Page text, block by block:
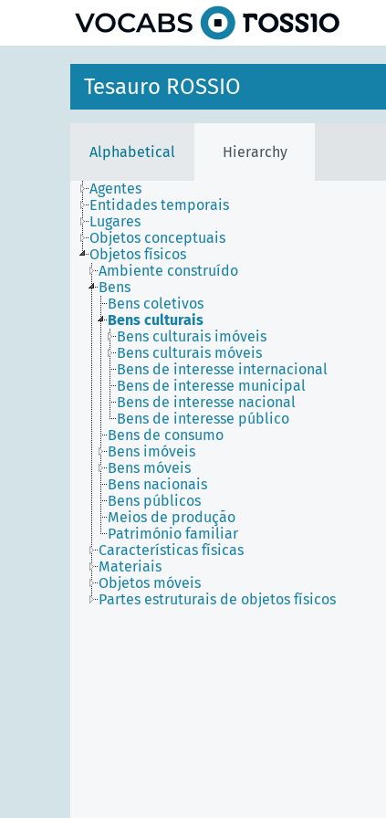
Tesauro ROSSIO
Alphabetical Hierarchy
Agentes
Entidades temporais
Lugares
Objetos conceptuais
Objetos físicos
Ambiente construído
Bens
Bens coletivos
Bens culturais
Bens culturais imóveis
Bens culturais móveis
Bens de interesse internacional
Bens de interesse municipal
Bens de interesse nacional
Bens de interesse público
Bens de consumo
Bens imóveis
Bens móveis
Bens nacionais
Bens públicos
Meios de produção
Património familiar
Características físicas
Materiais
Objetos móveis
Partes estruturais de objetos físicos